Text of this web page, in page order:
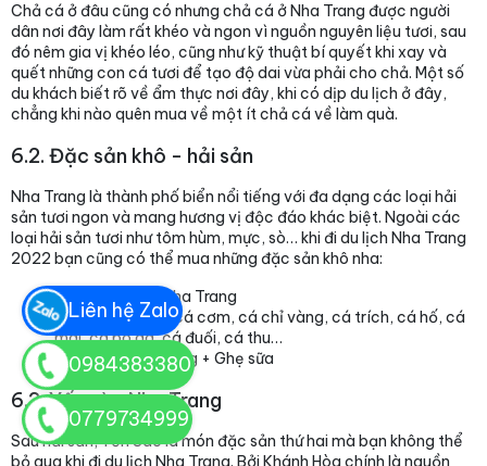
Chả cá ở đâu cũng có nhưng chả cá ở Nha Trang được người
dân nơi đây làm rất khéo và ngon vì nguồn nguyên liệu tươi, sau
đó nêm gia vị khéo léo, cũng như kỹ thuật bí quyết khi xay và
quết những con cá tươi để tạo độ dai vừa phải cho chả. Một số
du khách biết rõ về ẩm thực nơi đây, khi có dịp du lịch ở đây,
chẳng khi nào quên mua về một ít chả cá về làm quà.
6.2. Đặc sản khô - hải sản
Nha Trang là thành phố biển nổi tiếng với đa dạng các loại hải
sản tươi ngon và mang hương vị độc đáo khác biệt. Ngoài các
loại hải sản tươi như tôm hùm, mực, sò… khi đi du lịch Nha Trang
2022 bạn cũng có thể mua những đặc sản khô nha:
Mực một nắng Nha Trang
Các loại cá khô: cá cơm, cá chỉ vàng, cá trích, cá hố, cá
mai, cá bò da, cá đuối, cá thu…
Tôm Khô Nha Trang + Ghẹ sữa
6.3. Yến sào Nha Trang
Sau hải sản, Yến Sào là món đặc sản thứ hai mà bạn không thể
bỏ qua khi đi du lịch Nha Trang. Bởi Khánh Hòa chính là nguồn
0984383380
0779734999
Liên hệ Zalo